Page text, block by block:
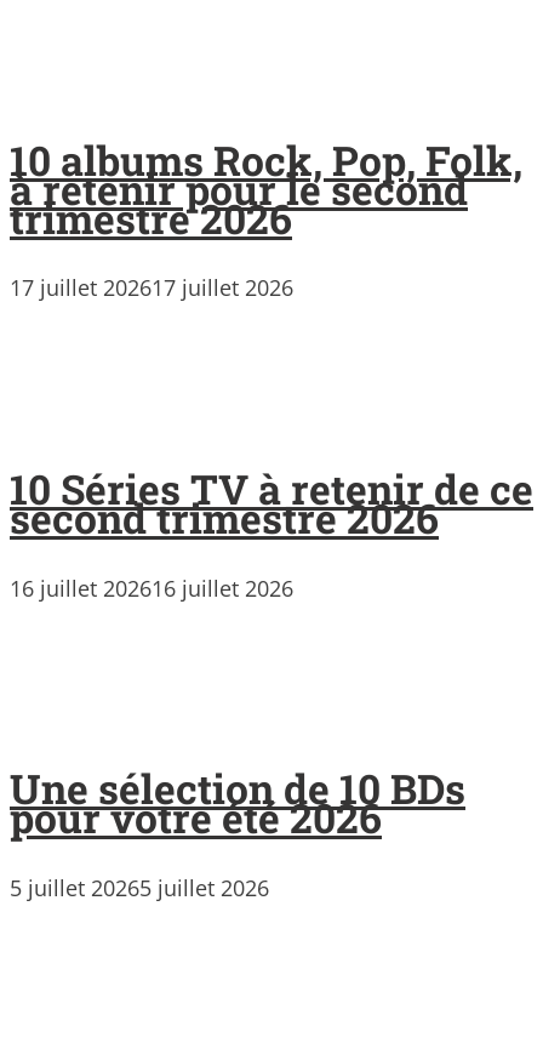
10 albums Rock, Pop, Folk,
à retenir pour le second
trimestre 2026
17 juillet 202617 juillet 2026
10 Séries TV à retenir de ce
second trimestre 2026
16 juillet 202616 juillet 2026
Une sélection de 10 BDs
pour votre été 2026
5 juillet 20265 juillet 2026